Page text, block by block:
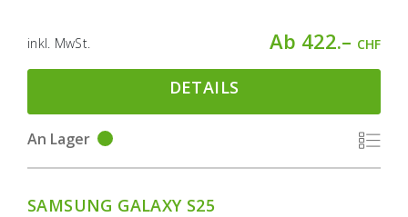
inkl. MwSt. Ab 422.– CHF
DETAILS
An Lager
SAMSUNG GALAXY S25